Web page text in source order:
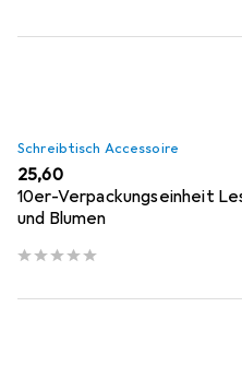
Schreibtisch Accessoire
EUR
25,60
10er-Verpackungseinheit
und Blumen